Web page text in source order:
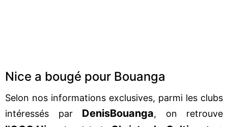
Nice a bougé pour Bouanga
Selon nos informations exclusives, parmi les clubs
intéressés par DenisBouanga, on retrouve